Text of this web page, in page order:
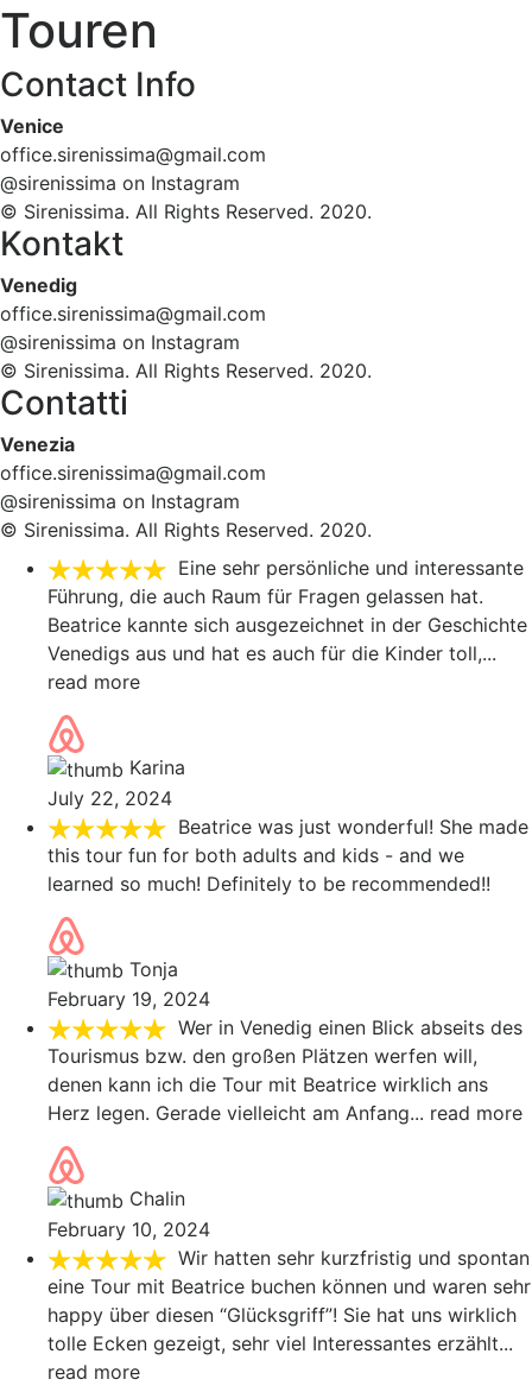
Touren
Contact Info
Venice
office.sirenissima@gmail.com
@sirenissima on Instagram
© Sirenissima. All Rights Reserved. 2020.
Kontakt
Venedig
office.sirenissima@gmail.com
@sirenissima on Instagram
© Sirenissima. All Rights Reserved. 2020.
Contatti
Venezia
office.sirenissima@gmail.com
@sirenissima on Instagram
© Sirenissima. All Rights Reserved. 2020.
Eine sehr persönliche und interessante
Führung, die auch Raum für Fragen gelassen hat.
Beatrice kannte sich ausgezeichnet in der Geschichte
Venedigs aus und hat es auch für die Kinder toll,...
read more
Karina
July 22, 2024
Beatrice was just wonderful! She made
this tour fun for both adults and kids - and we
learned so much! Definitely to be recommended!!
Tonja
February 19, 2024
Wer in Venedig einen Blick abseits des
Tourismus bzw. den großen Plätzen werfen will,
denen kann ich die Tour mit Beatrice wirklich ans
Herz legen. Gerade vielleicht am Anfang... read more
Chalin
February 10, 2024
Wir hatten sehr kurzfristig und spontan
eine Tour mit Beatrice buchen können und waren sehr
happy über diesen “Glücksgriff”! Sie hat uns wirklich
tolle Ecken gezeigt, sehr viel Interessantes erzählt...
read more